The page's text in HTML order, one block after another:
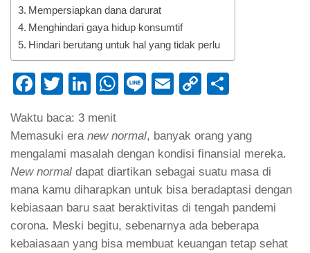
Mempersiapkan dana darurat
Menghindari gaya hidup konsumtif
Hindari berutang untuk hal yang tidak perlu
Facebook
TwitterLinkedIn
WhatsApp
LineEmailCopy
Waktu baca: 3 menit
Memasuki era new normal, banyak orang yang
mengalami masalah dengan kondisi finansial mereka.
New normal dapat diartikan sebagai suatu masa di
mana kamu diharapkan untuk bisa beradaptasi dengan
kebiasaan baru saat beraktivitas di tengah pandemi
corona. Meski begitu, sebenarnya ada beberapa
kebaiasaan yang bisa membuat keuangan tetap sehat